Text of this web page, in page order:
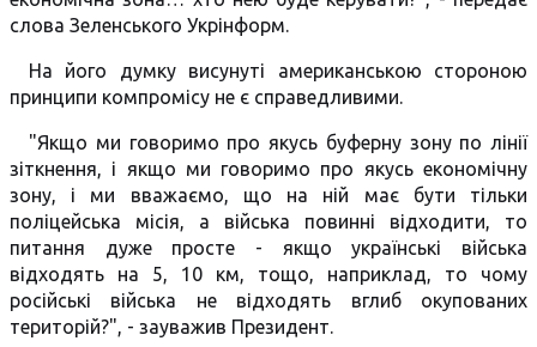
слова Зеленського Укрінформ.
На його думку висунуті американською стороною
принципи компромісу не є справедливими.
"Якщо ми говоримо про якусь буферну зону по лінії
зіткнення, і якщо ми говоримо про якусь економічну
зону, і ми вважаємо, що на ній має бути тільки
поліцейська місія, а війська повинні відходити, то
питання дуже просте - якщо українські війська
відходять на 5, 10 км, тощо, наприклад, то чому
російські війська не відходять вглиб окупованих
територій?", - зауважив Президент.